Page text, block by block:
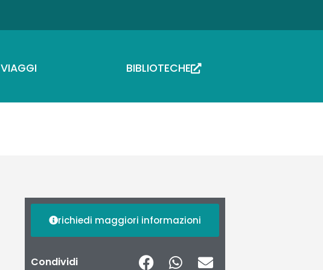
VIAGGI BIBLIOTECHE
richiedi maggiori informazioni
Condividi